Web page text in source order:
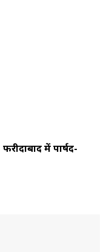
में पार्षद-